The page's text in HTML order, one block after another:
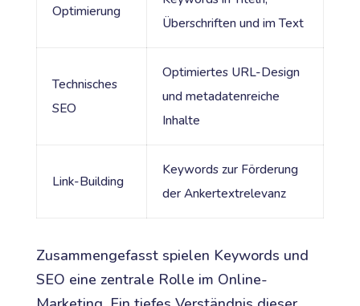
Optimierung
Überschriften und im Text
Technisches
SEO
Optimiertes URL-Design
und metadatenreiche
Inhalte
Link-Building
Keywords zur Förderung
der Ankertextrelevanz
Zusammengefasst spielen Keywords und
SEO eine zentrale Rolle im Online-